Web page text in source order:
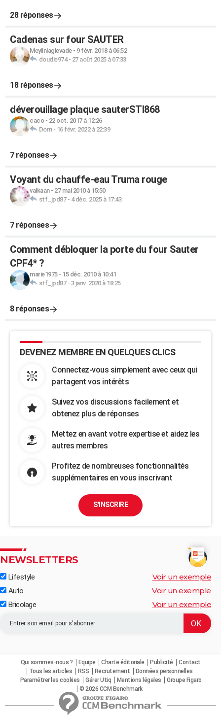
28 réponses
Cadenas sur four SAUTER
Meylinlaglevade- 9 févr. 2018 à 06:52
doudie974- 27 août 2025 à 07:33
18 réponses
déverouillage plaque sauterSTI868
caco- 22 oct. 2017 à 12:26
Dom- 16 févr. 2022 à 22:39
7 réponses
Voyant du chauffe-eau Truma rouge
valkaan- 27 mai 2010 à 15:50
stf_jpd87- 4 déc. 2025 à 17:43
7 réponses
Comment débloquer la porte du four Sauter
CPF4* ?
marie1975- 15 déc. 2010 à 10:41
stf_jpd87- 3 janv. 2020 à 18:25
8 réponses
DEVENEZ MEMBRE EN QUELQUES CLICS
Connectez-vous simplement avec ceux qui
partagent vos intérêts
Suivez vos discussions facilement et
obtenez plus de réponses
Mettez en avant votre expertise et aidez les
autres membres
Profitez de nombreuses fonctionnalités
supplémentaires en vous inscrivant
S'INSCRIRE
NEWSLETTERS
Lifestyle Voir un exemple
Auto Voir un exemple
Bricolage Voir un exemple
Qui sommes-nous ? Equipe Charte éditoriale Publicité
Contact
Tous les articles
RSS Recrutement
Données personnelles
Paramétrer les cookies
Gérer Utiq Mentions légales
Groupe Figaro
© 2026 CCM Benchmark